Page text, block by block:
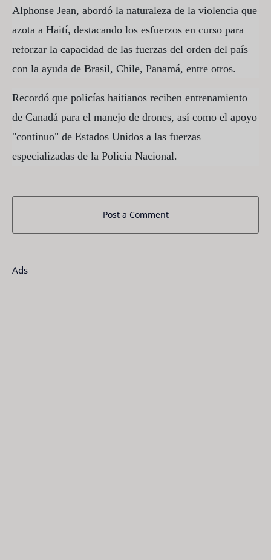
Alphonse Jean, abordó la naturaleza de la violencia que
azota a Haití, destacando los esfuerzos en curso para
reforzar la capacidad de las fuerzas del orden del país
con la ayuda de Brasil, Chile, Panamá, entre otros.
Recordó que policías haitianos reciben entrenamiento
de Canadá para el manejo de drones, así como el apoyo
"continuo" de Estados Unidos a las fuerzas
especializadas de la Policía Nacional.
Post a Comment
Ads